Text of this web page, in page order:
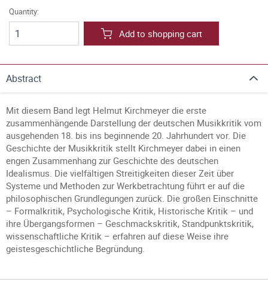
Quantity:
Add to shopping cart
Abstract
Mit diesem Band legt Helmut Kirchmeyer die erste
zusammenhängende Darstellung der deutschen Musikkritik vom
ausgehenden 18. bis ins beginnende 20. Jahrhundert vor. Die
Geschichte der Musikkritik stellt Kirchmeyer dabei in einen
engen Zusammenhang zur Geschichte des deutschen
Idealismus. Die vielfältigen Streitigkeiten dieser Zeit über
Systeme und Methoden zur Werkbetrachtung führt er auf die
philosophischen Grundlegungen zurück. Die großen Einschnitte
– Formalkritik, Psychologische Kritik, Historische Kritik – und
ihre Übergangsformen – Geschmackskritik, Standpunktskritik,
wissenschaftliche Kritik – erfahren auf diese Weise ihre
geistesgeschichtliche Begründung.